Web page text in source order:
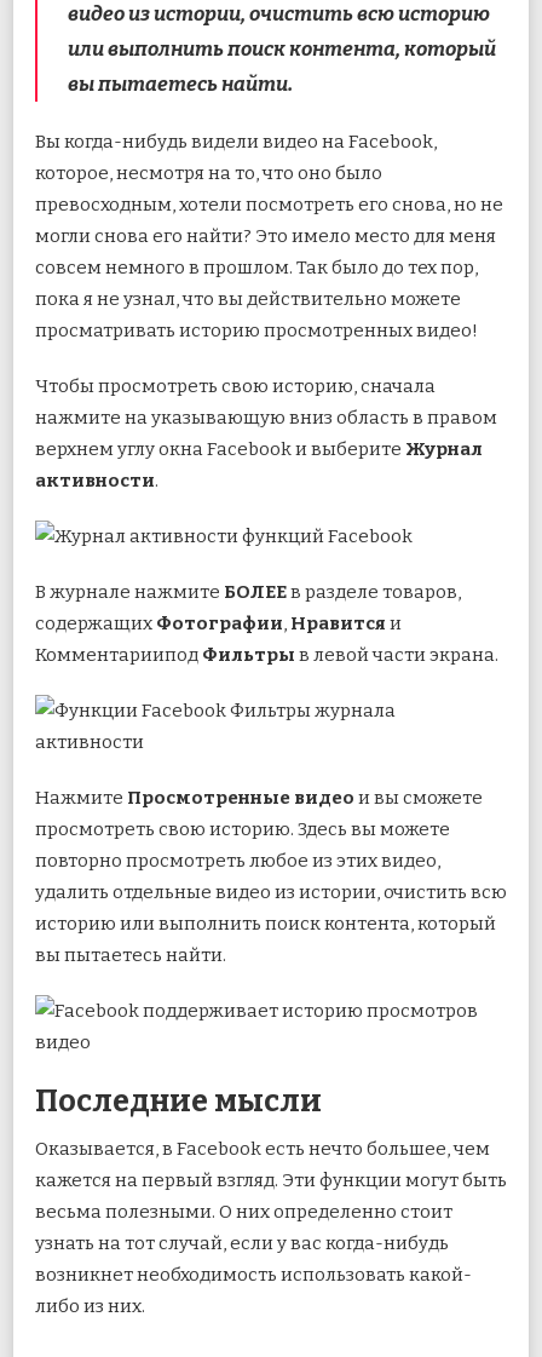
видео из истории, очистить всю историю
или выполнить поиск контента, который
вы пытаетесь найти.
Вы когда-нибудь видели видео на Facebook,
которое, несмотря на то, что оно было
превосходным, хотели посмотреть его снова, но не
могли снова его найти? Это имело место для меня
совсем немного в прошлом. Так было до тех пор,
пока я не узнал, что вы действительно можете
просматривать историю просмотренных видео!
Чтобы просмотреть свою историю, сначала
нажмите на указывающую вниз область в правом
верхнем углу окна Facebook и выберите Журнал
активности.
В журнале нажмите БОЛЕЕв разделе товаров,
содержащих Фотографии, Нравится и
Комментариипод Фильтры в левой части экрана.
Нажмите Просмотренные видео и вы сможете
просмотреть свою историю. Здесь вы можете
повторно просмотреть любое из этих видео,
удалить отдельные видео из истории, очистить всю
историю или выполнить поиск контента, который
вы пытаетесь найти.
Последние мысли
Оказывается, в Facebook есть нечто большее, чем
кажется на первый взгляд. Эти функции могут быть
весьма полезными. О них определенно стоит
узнать на тот случай, если у вас когда-нибудь
возникнет необходимость использовать какой-
либо из них.